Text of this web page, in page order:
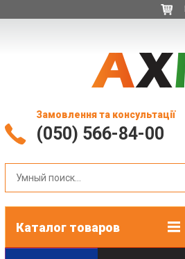
Замовлення та консультації
(050) 566-84-00
Каталог товаров